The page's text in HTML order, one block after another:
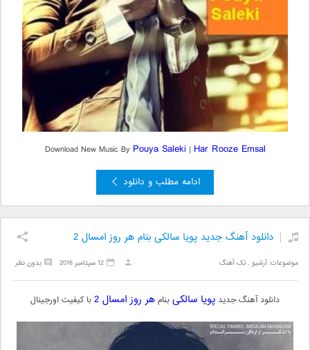
Download New Music By Pouya Saleki | Har Rooze Emsal
ادامه مطلب و دانلود
دانلود آهنگ جدید پویا سالکی بنام هر روز امسال 2
موضوعات:آرشیو ,تک آهنگ بدون نظر 12 سپتامبر 2016
دانلود آهنگ جدید پویا سالکیبنامهر روز امسال 2 با کیفیت اورجینال